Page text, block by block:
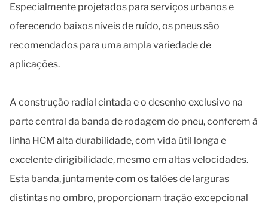
Especialmente projetados para serviços urbanos e
oferecendo baixos níveis de ruído, os pneus são
recomendados para uma ampla variedade de
aplicações.
A construção radial cintada e o desenho exclusivo na
parte central da banda de rodagem do pneu, conferem à
linha HCM alta durabilidade, com vida útil longa e
excelente dirigibilidade, mesmo em altas velocidades.
Esta banda, juntamente com os talões de larguras
distintas no ombro, proporcionam tração excepcional